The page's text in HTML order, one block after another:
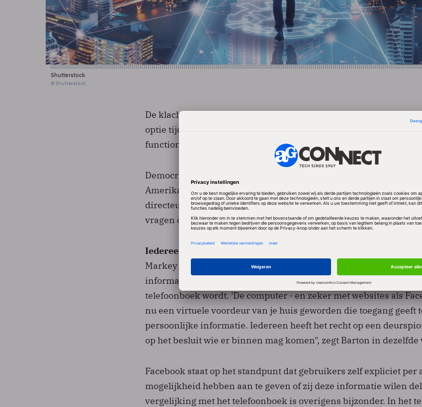
Shutterstock
© Shutterstock
De klachten van Facebook-gebruikers waren aanleiding voor
optie tijdelijk te deactiveren. Het bedrijf werkt aan een nieuwe
functionaliteit.
Democraat Edward Markey en republikein Joe Barton, leden van
Amerikaans Congres, stuurden Mark Zuckerberg, oprichter en
directeur van Facebook, afgelopen woensdageen briefwaarin zij
vragen over deze plannen binnen een limiet van 15 werkdagen.
Iedereen heeft recht op een deurspionnetje
Markey zegt in een
verklaring
dat Facebook de plicht heeft
informatie te beschermen en ervoor te zorgen dat Facebook niet
telefoonboek wordt. 'De computer - en zeker met websites als
nu een virtuele voordeur van je huis geworden die toegang geeft
persoonlijke informatie. Iedereen heeft het recht op een
op het besluit wie er binnen mag komen", zegt Barton in
Facebook staat op het standpunt dat gebruikers zelf expliciet per
mogelijkheid hebben aan te geven of zij deze informatie wilen
vergelijking met het telefoonboek is overigens bijzonder. In het